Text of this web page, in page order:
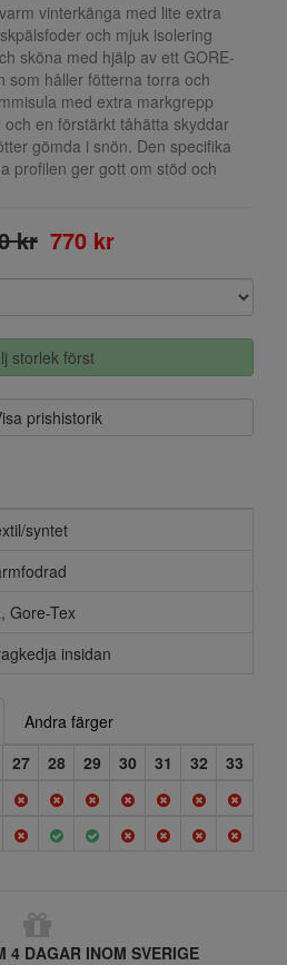
vinterkänga med lite extra
och mjuk isolering
sköna med hjälp av ett GORE-
som håller fötterna torra och
med extra markgrepp
en förstärkt tåhätta skyddar
gömda i snön. Den specifika
profilen ger gott om stöd och
kr 770 kr
storlek först
prishistorik
syntet
Gore-Tex
insidan
Andra färger
27 28 29 30 31 32
33
4 DAGAR INOM SVERIGE